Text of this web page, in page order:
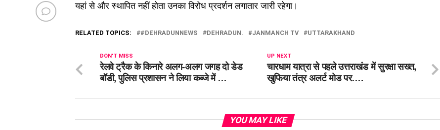
यहां से और स्थापित नहीं होता उनका विरोध प्रदर्शन लगातार जारी रहेगा।
RELATED TOPICS: #DEHRADUNNEWS DEHRADUN. JANMANCH TV UTTARAKHAND
UP NEXT
चारधाम यात्रा से पहले उत्तराखंड में सुरक्षा सख्त,
खुफिया तंत्र अलर्ट मोड पर….
DON'T MISS
रेलवे ट्रैक के किनारे अलग-अलग जगह दो डेड
बॉडी, पुलिस प्रशासन ने लिया कब्जे में …
YOU MAY LIKE